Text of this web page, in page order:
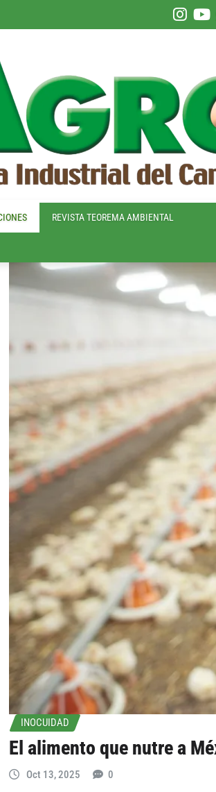
REVISTA TEOREMA AMBIENTAL
INOCUIDAD
El alimento que nutre a
Oct 13, 2025 0